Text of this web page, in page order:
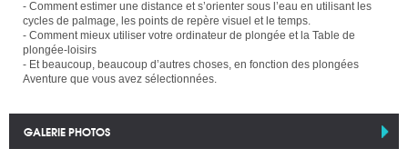
- Comment estimer une distance et s’orienter sous l’eau en utilisant les
cycles de palmage, les points de repère visuel et le temps.
- Comment mieux utiliser votre ordinateur de plongée et la Table de
plongée-loisirs
- Et beaucoup, beaucoup d’autres choses, en fonction des plongées
Aventure que vous avez sélectionnées.
GALERIE PHOTOS